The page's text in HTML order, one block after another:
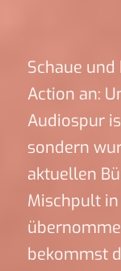
Schaue
Action an:
Audiospur
sondern
aktuellen
Mischpult
bekommst